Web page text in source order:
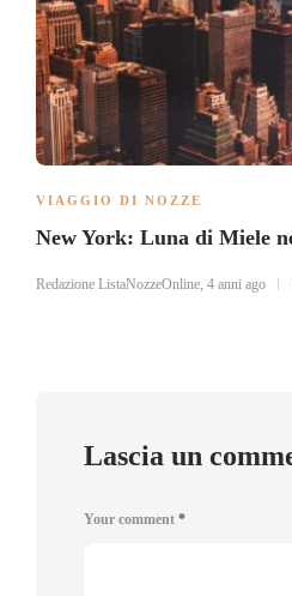
VIAGGIO DI NOZZE
New York: Luna di Miele
Redazione ListaNozzeOnline, 4 anni ago
Lascia un
Your comment *